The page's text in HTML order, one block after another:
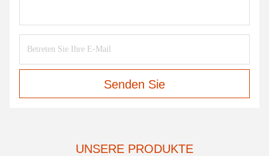
Senden Sie
UNSERE PRODUKTE